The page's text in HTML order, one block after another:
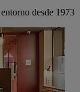
desde 1973